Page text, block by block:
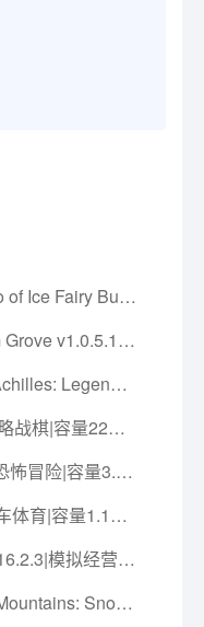
东方冰之勇者记/Touhou Hero of Ice Fairy Build.14887361|弹幕射击|容量4.4GB|免安装绿色中文版|支持键盘.鼠标
梅林回响/Echoes of the Plum Grove v1.0.5.14S|策略模拟|容量2.4GB|免安装绿色中文版|支持键盘.鼠标
阿喀琉斯：不为人知的传奇/Achilles: Legends Untold v1.6.0|动作冒险|容量18.3GB|免安装绿色中文版|支持键盘.鼠标.手柄
地下城4/Dungeons 4 v1.8|策略战棋|容量22GB|免安装绿色中文版|支持键盘.鼠标
深山哨戒/Abtos Covert v1.1|恐怖冒险|容量3.9GB|免安装绿色中文版|支持键盘.鼠标.手柄
城市特技摩托 v20210725|赛车体育|容量1.1GB|免安装绿色中文版|支持键盘.鼠标.手柄
可口的披萨，美味的披萨 v1.16.2.3|模拟经营|容量443MB|免安装绿色中文版|支持键盘.鼠标
孤山之旅：雪地骑行/Lonely Mountains: Snow Riders v1.1.100|体育竞速|容量1.4GB|免安装绿色中文版|支持键盘.鼠标.手柄